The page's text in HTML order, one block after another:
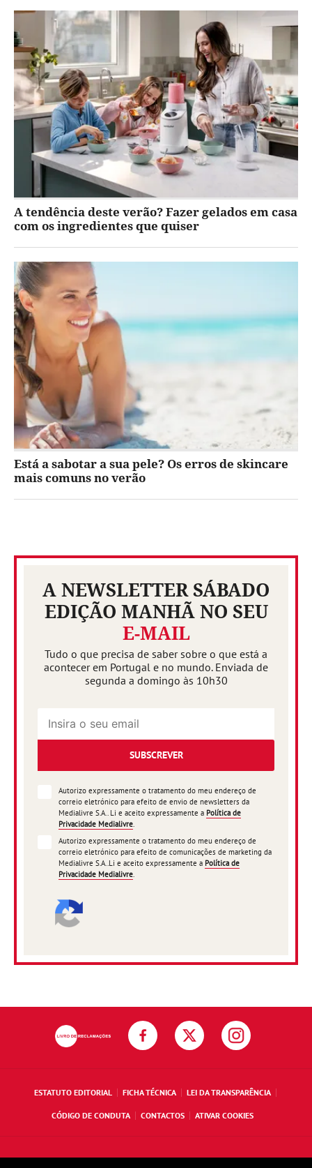
A tendência deste verão? Fazer gelados em casa
com os ingredientes que quiser
Está a sabotar a sua pele? Os erros de skincare
mais comuns no verão
A NEWSLETTER SÁBADO
EDIÇÃO MANHÃ NO SEU
E-MAIL
Tudo o que precisa de saber sobre o que está a
acontecer em Portugal e no mundo. Enviada de
segunda a domingo às 10h30
SUBSCREVER
Autorizo expressamente o tratamento do meu endereço de
correio eletrónico para efeito de envio de newsletters da
Medialivre S.A.. Li e aceito expressamente a Política de
Privacidade Medialivre
Autorizo expressamente o tratamento do meu endereço de
correio eletrónico para efeito de comunicações de marketing da
Medialivre S.A..Li e aceito expressamente a Política de
Privacidade Medialivre
ESTATUTO EDITORIAL FICHA TÉCNICA LEI DA TRANSPARÊNCIA
CÓDIGO DE CONDUTA CONTACTOS ATIVAR COOKIES